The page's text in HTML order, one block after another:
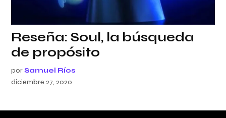
Reseña: Soul, la búsqueda
de propósito
por Samuel Ríos
diciembre 27, 2020